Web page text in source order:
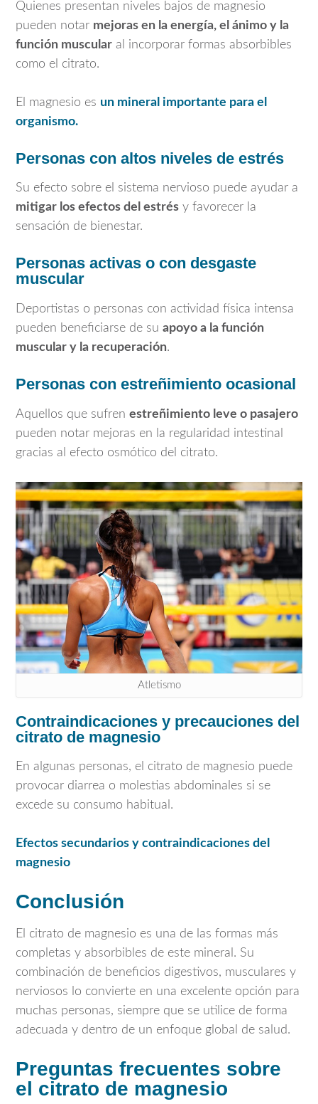
Quienes presentan niveles bajos de magnesio
pueden notar mejoras en la energía, el ánimo y la
función muscular al incorporar formas absorbibles
como el citrato.
El magnesio es un mineral importante para el
organismo.
Personas con altos niveles de estrés
Su efecto sobre el sistema nervioso puede ayudar a
mitigar los efectos del estrés y favorecer la
sensación de bienestar.
Personas activas o con desgaste
muscular
Deportistas o personas con actividad física intensa
pueden beneficiarse de su apoyo a la función
muscular y la recuperación.
Personas con estreñimiento ocasional
Aquellos que sufren estreñimiento leve o pasajero
pueden notar mejoras en la regularidad intestinal
gracias al efecto osmótico del citrato.
Atletismo
Contraindicaciones y precauciones del
citrato de magnesio
En algunas personas, el citrato de magnesio puede
provocar diarrea o molestias abdominales si se
excede su consumo habitual.
Efectos secundarios y contraindicaciones del
magnesio
Conclusión
El citrato de magnesio es una de las formas más
completas y absorbibles de este mineral. Su
combinación de beneficios digestivos, musculares y
nerviosos lo convierte en una excelente opción para
muchas personas, siempre que se utilice de forma
adecuada y dentro de un enfoque global de salud.
Preguntas frecuentes sobre
el citrato de magnesio